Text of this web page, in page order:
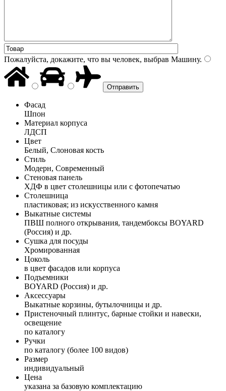
Пожалуйста, докажите, что вы человек, выбрав Машину.
Фасад
Шпон
Материал корпуса
ЛДСП
Цвет
Белый, Слоновая кость
Стиль
Модерн, Современный
Стеновая панель
ХДФ в цвет столешницы или с фотопечатью
Столешница
пластиковая; из искусственного камня
Выкатные системы
ПВШ полного открывания, тандембоксы BOYARD
(Россия) и др.
Сушка для посуды
Хромированная
Цоколь
в цвет фасадов или корпуса
Подъемники
BOYARD (Россия) и др.
Аксессуары
Выкатные корзины, бутылочницы и др.
Пристеночный плинтус, барные стойки и навески,
освещение
по каталогу
Ручки
по каталогу (более 100 видов)
Размер
индивидуальный
Цена
указана за базовую комплектацию